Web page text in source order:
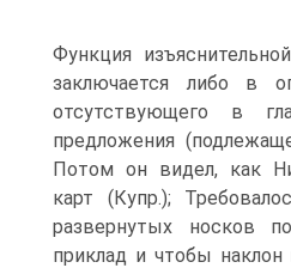
Функция
заключается либо в
отсутствующего в
предложения
Потом он видел, как
карт (Купр.);
развернутых носков
приклад и чтобы наклон